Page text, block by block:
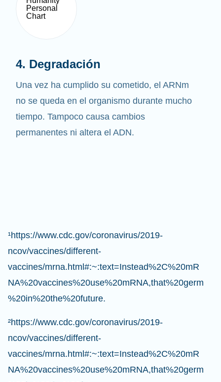
4. Degradación
Una vez ha cumplido su cometido, el ARNm
no se queda en el organismo durante mucho
tiempo. Tampoco causa cambios
permanentes ni altera el ADN.
¹https://www.cdc.gov/coronavirus/2019-
ncov/vaccines/different-
vaccines/mrna.html#:~:text=Instead%2C%20mR
NA%20vaccines%20use%20mRNA,that%20germ
%20in%20the%20future.
²https://www.cdc.gov/coronavirus/2019-
ncov/vaccines/different-
vaccines/mrna.html#:~:text=Instead%2C%20mR
NA%20vaccines%20use%20mRNA,that%20germ